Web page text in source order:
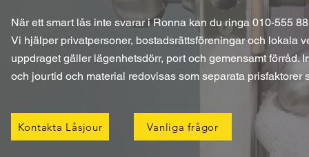
När ett smart lås inte svarar i Ronna kan du ringa 010-555
Vi hjälper privatpersoner, bostadsrättsföreningar och lokala
uppdraget gäller lägenhetsdörr, port och gemensamt
och jourtid och material redovisas som separata prisfaktorer
Kontakta Låsjour Vanliga frågor